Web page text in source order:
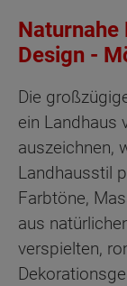
Naturnahe
Design -
Die
ein Landhaus
auszeichnen,
Landhausstil
Farbtöne,
aus
verspielten,